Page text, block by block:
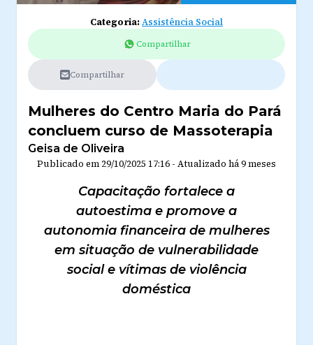
Categoria:Assistência Social
Compartilhar
Compartilhar
Mulheres do Centro Maria do Pará
concluem curso de Massoterapia
Geisa de Oliveira
Publicado em 29/10/2025 17:16 - Atualizado há 9 meses
Capacitação fortalece a
autoestima e promove a
autonomia financeira de mulheres
em situação de vulnerabilidade
social e vítimas de violência
doméstica